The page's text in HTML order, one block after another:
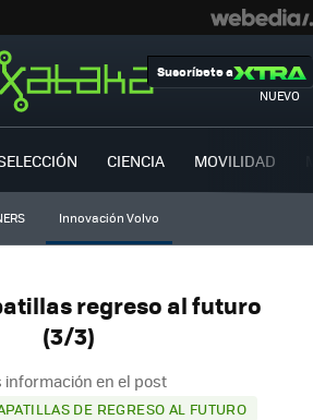
NUEVO
Suscríbete a
CIENCIA MOVILIDAD
Innovación Volvo
regreso al futuro
(3/3)
información en el post
DE REGRESO AL FUTURO